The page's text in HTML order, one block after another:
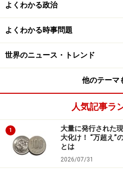
よくわかる政治
よくわかる時事問題
世界のニュース・トレンド
他のテーマ
人気記事ラ
1
大量に発行された
大化け！ “万超え”
とは
2026/07/31